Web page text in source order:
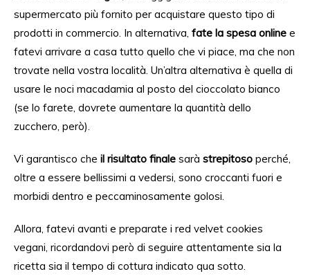
supermercato più fornito per acquistare questo tipo di
prodotti in commercio. In alternativa, fate la spesa online e
fatevi arrivare a casa tutto quello che vi piace, ma che non
trovate nella vostra località. Un’altra alternativa è quella di
usare le noci macadamia al posto del cioccolato bianco
(se lo farete, dovrete aumentare la quantità dello
zucchero, però).
Vi garantisco che il risultato finale sarà strepitoso perché,
oltre a essere bellissimi a vedersi, sono croccanti fuori e
morbidi dentro e peccaminosamente golosi.
Allora, fatevi avanti e preparate i red velvet cookies
vegani, ricordandovi però di seguire attentamente sia la
ricetta sia il tempo di cottura indicato qua sotto.